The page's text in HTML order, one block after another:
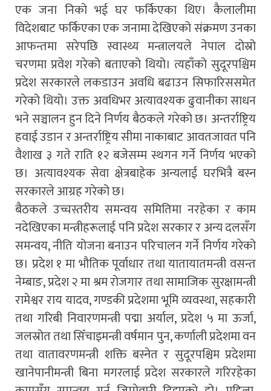
एक जना निको भई घर फर्किएका थिए। कैलालीमा
विदेशबाट फर्किएका एक जनामा देखिएको संक्रमण उनका
आफन्तमा सरेपछि स्वास्थ्य मन्त्रालयले नेपाल दोस्रो
चरणमा प्रवेश गरेको बताएको थियो। त्यहाँको सुदूरपश्चिम
प्रदेश सरकारले लकडाउन अवधि बढाउन सिफारिससमेत
गरेको थियो। उक्त अवधिभर अत्यावश्यक ढुवानीका साधन
भने सञ्चालन हुन दिने निर्णय बैठकले गरेको छ। अन्तर्राष्ट्रिय
हवाई उडान र अन्तर्राष्ट्रिय सीमा नाकाबाट आवतजावत पनि
वैशाख ३ गते राति १२ बजेसम्म स्थगन गर्ने निर्णय भएको
छ। अत्यावश्यक सेवा क्षेत्रबाहेक अन्यलाई घरभित्रै बस्न
सरकारले आग्रह गरेको छ।
बैठकले उच्चस्तरीय समन्वय समितिमा नरहेका र काम
नदेखिएका मन्त्रीहरूलाई पनि प्रदेश सरकार र अन्य दलसँग
समन्वय, नीति योजना बनाउन परिचालन गर्ने निर्णय गरेको
छ। प्रदेश १ मा भौतिक पूर्वाधार तथा यातायातमन्त्री वसन्त
नेम्बाङ, प्रदेश २ मा श्रम रोजगार तथा सामाजिक सुरक्षामन्त्री
रामेश्वर राय यादव, गण्डकी प्रदेशमा भूमि व्यवस्था, सहकारी
तथा गरिबी निवारणमन्त्री पद्मा अर्याल, प्रदेश ५ मा ऊर्जा,
जलस्रोत तथा सिँचाइमन्त्री वर्षमान पुन, कर्णाली प्रदेशमा वन
तथा वातावरणमन्त्री शक्ति बस्नेत र सुदूरपश्चिम प्रदेशमा
खानेपानीमन्त्री बिना मगरलाई प्रदेश सरकारले गरिरहेका